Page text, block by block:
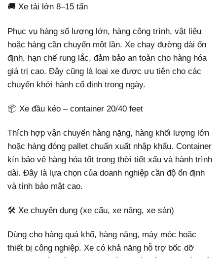
🚚 Xe tải lớn 8–15 tấn
Phục vụ hàng số lượng lớn, hàng công trình, vật liệu
hoặc hàng cần chuyển một lần. Xe chạy đường dài ổn
định, hạn chế rung lắc, đảm bảo an toàn cho hàng hóa
giá trị cao. Đây cũng là loại xe được ưu tiên cho các
chuyến khởi hành cố định trong ngày.
📦 Xe đầu kéo – container 20/40 feet
Thích hợp vận chuyển hàng nặng, hàng khối lượng lớn
hoặc hàng đóng pallet chuẩn xuất nhập khẩu. Container
kín bảo vệ hàng hóa tốt trong thời tiết xấu và hành trình
dài. Đây là lựa chọn của doanh nghiệp cần độ ổn định
và tính bảo mật cao.
🛠️ Xe chuyên dụng (xe cẩu, xe nâng, xe sàn)
Dùng cho hàng quá khổ, hàng nặng, máy móc hoặc
thiết bị công nghiệp. Xe có khả năng hỗ trợ bốc dỡ